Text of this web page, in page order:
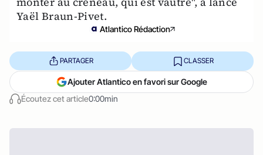
Yaël Braun-Pivet.
Atlantico Rédaction
Écoutez cet article0:00min
PARTAGER CLASSER
Ajouter Atlantico en favori sur Google